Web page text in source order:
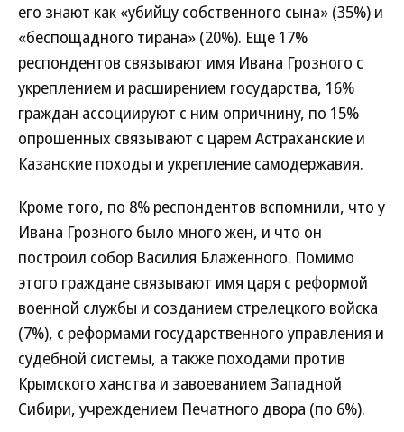
его знают как «убийцу собственного сына» (35%) и
«беспощадного тирана» (20%). Еще 17%
респондентов связывают имя Ивана Грозного с
укреплением и расширением государства, 16%
граждан ассоциируют с ним опричнину, по 15%
опрошенных связывают с царем Астраханские и
Казанские походы и укрепление самодержавия.
Кроме того, по 8% респондентов вспомнили, что у
Ивана Грозного было много жен, и что он
построил собор Василия Блаженного. Помимо
этого граждане связывают имя царя с реформой
военной службы и созданием стрелецкого войска
(7%), с реформами государственного управления и
судебной системы, а также походами против
Крымского ханства и завоеванием Западной
Сибири, учреждением Печатного двора (по 6%).